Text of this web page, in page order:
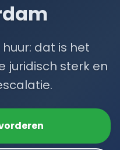
dat is het
juridisch sterk en